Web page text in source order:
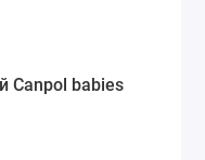
Canpol babies